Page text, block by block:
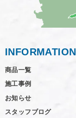
INFORMATION
商品一覧
施工事例
お知らせ
スタッフブログ